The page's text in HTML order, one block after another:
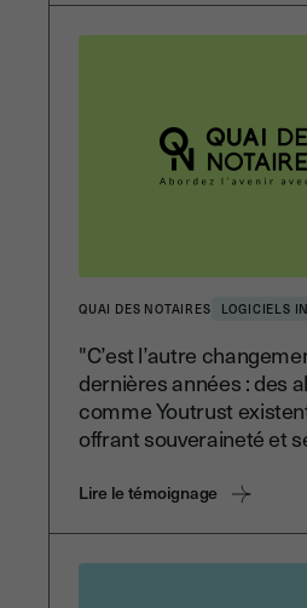
QUAI DES NOTAIRES LOGICIELS
"C’est l’autre
dernières années : des
comme Youtrust
offrant souveraineté et
Lire le témoignage